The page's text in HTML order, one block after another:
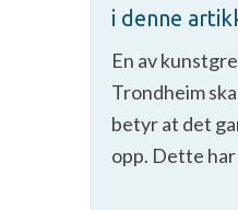
i denne
En av
Trondheim
betyr at det
opp. Dette har